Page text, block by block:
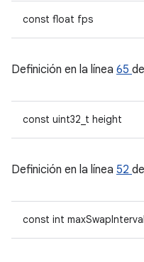
const float fps
Definición en la línea 65
const uint32_t height
Definición en la línea 52
const int maxSwapInterval